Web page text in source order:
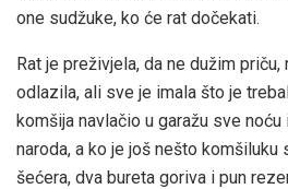
one sudžuke, ko će rat dočekati.
Rat je preživjela, da ne dužim
odlazila, ali sve je imala što je
komšija navlačio u garažu sve
naroda, a ko je još nešto komšiluku
šećera, dva bureta goriva i pun